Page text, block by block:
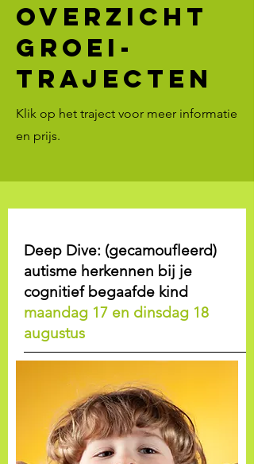
overzicht
groei-
trajecten
Klik op het traject voor meer informatie
en prijs.
Deep Dive: (gecamoufleerd)
autisme herkennen bij je
cognitief begaafde kind
maandag 17 en dinsdag 18
augustus